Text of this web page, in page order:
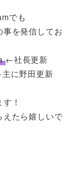
でも
を発信してお
←社長更新
に野田更新
！
えたら嬉しいで